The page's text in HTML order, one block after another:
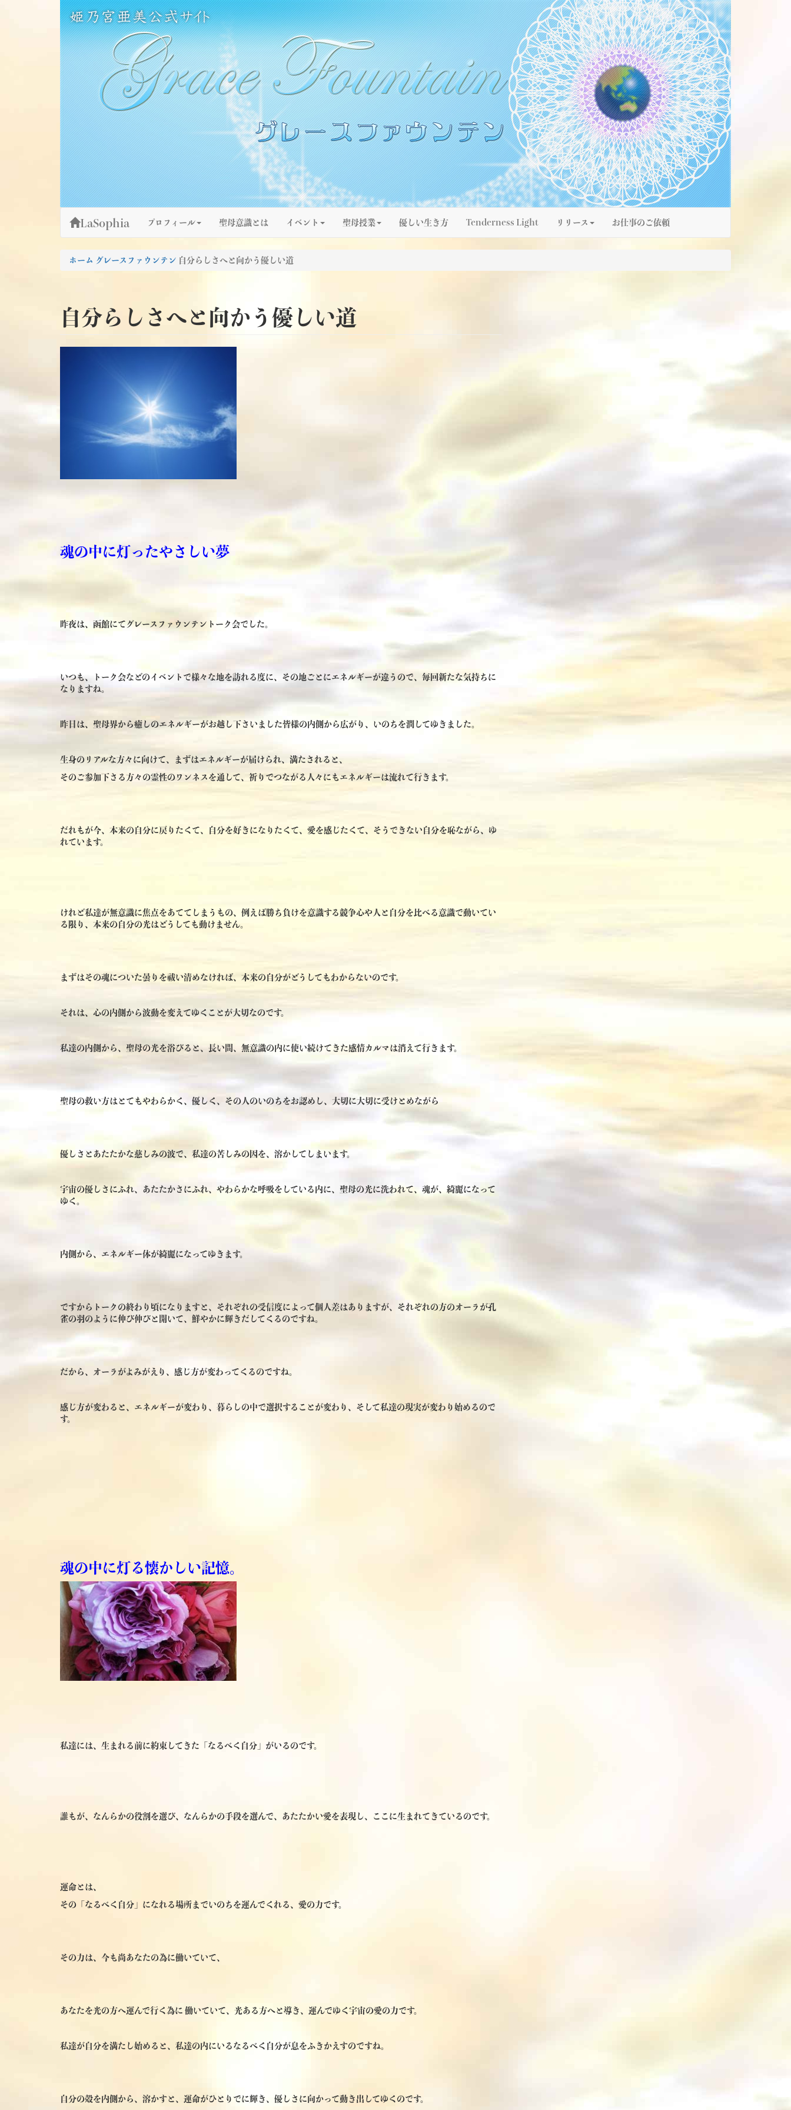
姫乃宮亜美公式サイト～Grace Fountain～
グレースファウンテン
LaSophia プロフィール 聖母意識とは イベント 聖母授業 優しい生き方 Tenderness Light リリース お仕事のご依頼
ホーム グレースファウンテン 自分らしさへと向かう優しい道
自分らしさへと向かう優しい道
魂の中に灯ったやさしい夢
昨夜は、函館にてグレースファウンテントーク会でした。
いつも、トーク会などのイベントで様々な地を訪れる度に、その地ごとにエネルギーが違うので、毎回新たな気持ちに
なりますね。
昨日は、聖母界から癒しのエネルギーがお越し下さいました皆様の内側から広がり、いのちを潤してゆきました。
生身のリアルな方々に向けて、まずはエネルギーが届けられ、満たされると、
そのご参加下さる方々の霊性のワンネスを通して、祈りでつながる人々にもエネルギーは流れて行きます。
だれもが今、本来の自分に戻りたくて、自分を好きになりたくて、愛を感じたくて、そうできない自分を恥ながら、ゆ
れています。
けれど私達が無意識に焦点をあててしまうもの、例えば勝ち負けを意識する競争心や人と自分を比べる意識で動いてい
る限り、本来の自分の光はどうしても動けません。
まずはその魂についた曇りを祓い清めなければ、本来の自分がどうしてもわからないのです。
それは、心の内側から波動を変えてゆくことが大切なのです。
私達の内側から、聖母の光を浴びると、長い間、無意識の内に使い続けてきた感情カルマは消えて行きます。
聖母の救い方はとてもやわらかく、優しく、その人のいのちをお認めし、大切に大切に受けとめながら
優しさとあたたかな慈しみの波で、私達の苦しみの因を、溶かしてしまいます。
宇宙の優しさにふれ、あたたかさにふれ、やわらかな呼吸をしている内に、聖母の光に洗われて、魂が、綺麗になって
ゆく。
内側から、エネルギー体が綺麗になってゆきます。
ですからトークの終わり頃になりますと、それぞれの受信度によって個人差はありますが、それぞれの方のオーラが孔
雀の羽のように伸び伸びと開いて、鮮やかに輝きだしてくるのですね。
だから、オーラがよみがえり、感じ方が変わってくるのですね。
感じ方が変わると、エネルギーが変わり、暮らしの中で選択することが変わり、そして私達の現実が変わり始めるので
す。
魂の中に灯る懐かしい記憶。
私達には、生まれる前に約束してきた「なるべく自分」がいるのです。
誰もが、なんらかの役割を選び、なんらかの手段を選んで、あたたかい愛を表現し、ここに生まれてきているのです。
運命とは、
その「なるべく自分」になれる場所までいのちを運んでくれる、愛の力です。
その力は、今も尚あなたの為に働いていて、
あなたを光の方へ運んで行く為に 働いていて、光ある方へと導き、運んでゆく宇宙の愛の力です。
私達が自分を満たし始めると、私達の内にいるなるべく自分が息をふきかえすのですね。
自分の殻を内側から、溶かすと、運命がひとりでに輝き、優しさに向かって動き出してゆくのです。